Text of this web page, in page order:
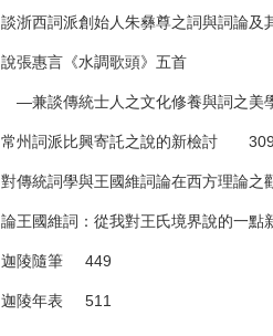
談浙西詞派創始人朱彝尊之詞與詞論
說張惠言《水調歌頭》五首
—兼談傳統士人之文化修養與詞之
常州詞派比興寄託之說的新檢討 309
對傳統詞學與王國維詞論在西方理論
論王國維詞：從我對王氏境界說的一點
迦陵隨筆 449
迦陵年表 511